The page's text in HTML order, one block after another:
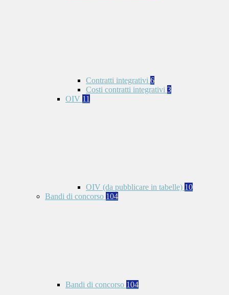
Contratti integrativi 6
Costi contratti integrativi 3
OIV 11
OIV (da pubblicare in tabelle) 10
Bandi di concorso 104
Bandi di concorso 104